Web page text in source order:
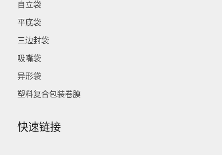
自立袋
平底袋
三边封袋
吸嘴袋
异形袋
塑料复合包装卷膜
快速链接